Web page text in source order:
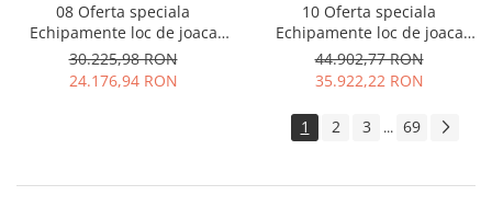
08 Oferta speciala
Echipamente loc de joaca
Tobogan Cataratoare Figurina
arc Balansoar arc si
Tranbulina
30.225,98 RON
24.176,94 RON
10 Oferta speciala
Echipamente loc de joaca
Elicopter Scara Tobogane
Figurina arc si Carusel
44.902,77 RON
35.922,22 RON
1 2 3 ... 69